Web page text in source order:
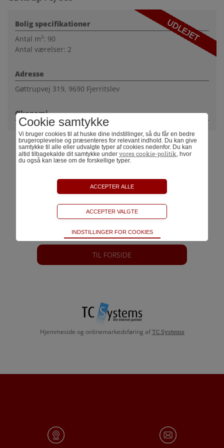
KONTAKT
Bolig specifikationer
Antal m²: 90
Antal værelser: 2
Adresse
Gøttrupvej 319, 9690 Fjerritslev
Økonomi
TIL FORSIDE
Hjemmeside og onlinemarkedsføring afTC Systems
Cookie samtykke
Vi bruger cookies til at huske dine indstillinger, så du får en bedre
brugeroplevelse og præsenteres for relevant indhold. Du kan give
samtykke til alle eller udvalgte typer af cookies nedenfor. Du kan
altid tilbagekalde dit samtykke under vores cookie-politik, hvor
du også kan læse om de forskellige typer.
Bliver brugt til at opretholde driften af websitet, uden
disse vil funktionalitet på websitet ikke fungere.
INDSTILLINGER FOR COOKIES